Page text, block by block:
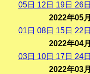
05日 12 日 19日 26日
2022年05月
01 日 08日 15日 22 日
2022年04月
03日 10日 17日 24日
2022年03月